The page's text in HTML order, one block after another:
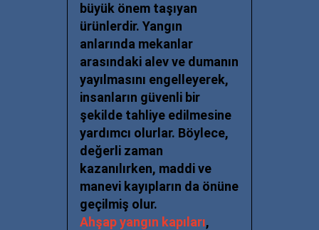
büyük önem taşıyan
ürünlerdir. Yangın
anlarında mekanlar
arasındaki alev ve dumanın
yayılmasını engelleyerek,
insanların güvenli bir
şekilde tahliye edilmesine
yardımcı olurlar. Böylece,
değerli zaman
kazanılırken, maddi ve
manevi kayıpların da önüne
geçilmiş olur.
Ahşap yangın kapıları,